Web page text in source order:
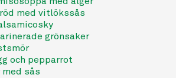
med vitlökssås
grönsaker
och pepparrot
sås